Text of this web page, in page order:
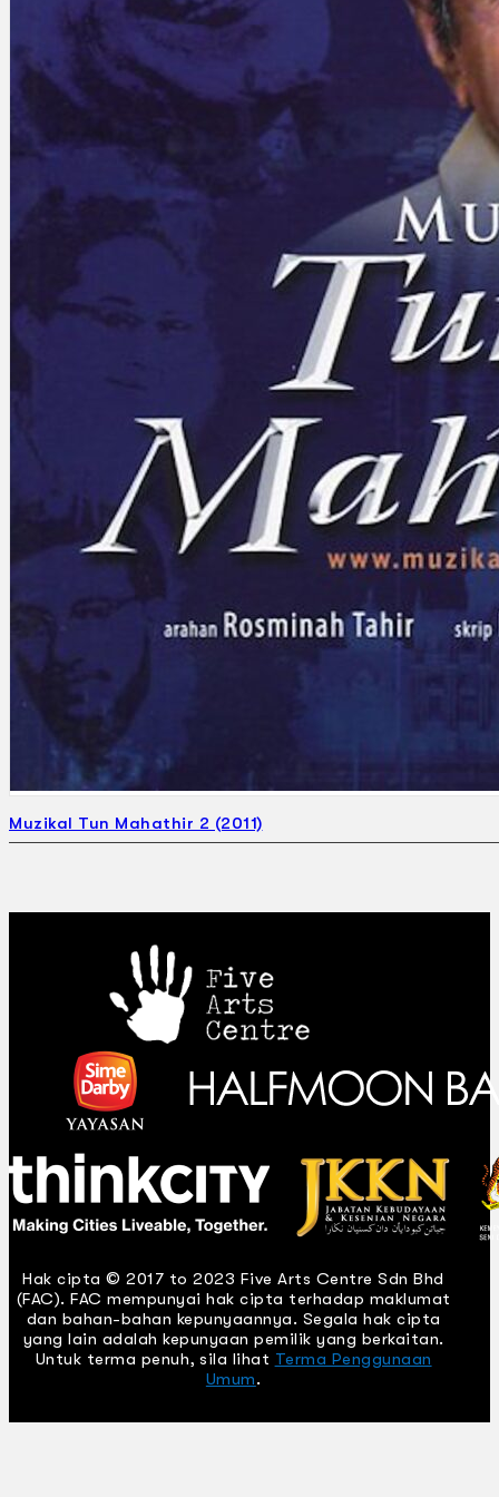
Gelintar
×
Muzikal Tun Mahathir 2 (2011)
Hak cipta © 2017 to 2023 Five Arts Centre Sdn Bhd
(FAC). FAC mempunyai hak cipta terhadap maklumat
dan bahan-bahan kepunyaannya. Segala hak cipta
yang lain adalah kepunyaan pemilik yang berkaitan.
Untuk terma penuh, sila lihat Terma Penggunaan
Umum.